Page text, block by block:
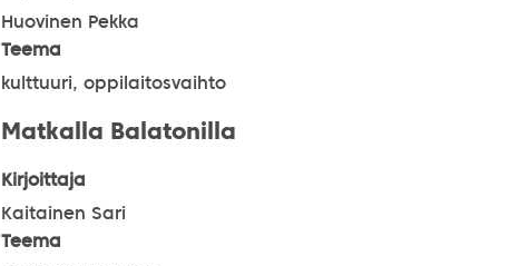
Huovinen Pekka
Teema
kulttuuri, oppilaitosvaihto
Matkalla Balatonilla
Kirjoittaja
Kaitainen Sari
Teema